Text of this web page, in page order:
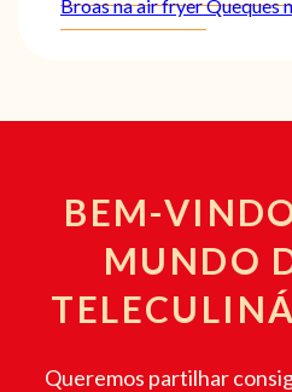
Broas na air fryerQueques
BEM-
MUNDO
Queremos partilhar